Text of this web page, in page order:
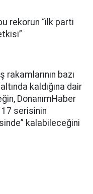
rekorun “ilk parti
rakamlarının bazı
kaldığına dair
DonanımHaber
serisinin
kalabileceğini